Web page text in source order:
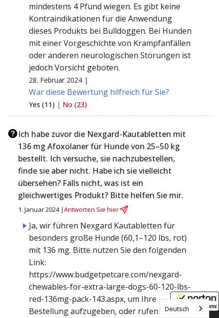
mindestens 4 Pfund wiegen. Es gibt keine
Kontraindikationen für die Anwendung
dieses Produkts bei Bulldoggen. Bei Hunden
mit einer Vorgeschichte von Krampfanfällen
oder anderen neurologischen Störungen ist
jedoch Vorsicht geboten.
28. Februar 2024 |
War diese Bewertung hilfreich für Sie?
Yes (11) | No (23)
Ich habe zuvor die Nexgard-Kautabletten mit
136 mg Afoxolaner für Hunde von 25–50 kg
bestellt. Ich versuche, sie nachzubestellen,
finde sie aber nicht. Habe ich sie vielleicht
übersehen? Falls nicht, was ist ein
gleichwertiges Produkt? Bitte helfen Sie mir.
1. Januar 2024 |Antworten Sie hier
Ja, wir führen Nexgard Kautabletten für
besonders große Hunde (60,1–120 lbs, rot)
mit 136 mg. Bitte nutzen Sie den folgenden
Link:
https://www.budgetpetcare.com/nexgard-
chewables-for-extra-large-dogs-60-120-lbs-
red-136mg-pack-143.aspx, um Ihre
Bestellung aufzugeben, oder rufen Sie uns
Deutsch